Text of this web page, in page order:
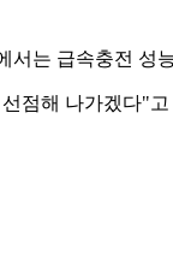
는 급속충전
점해 나가겠다"